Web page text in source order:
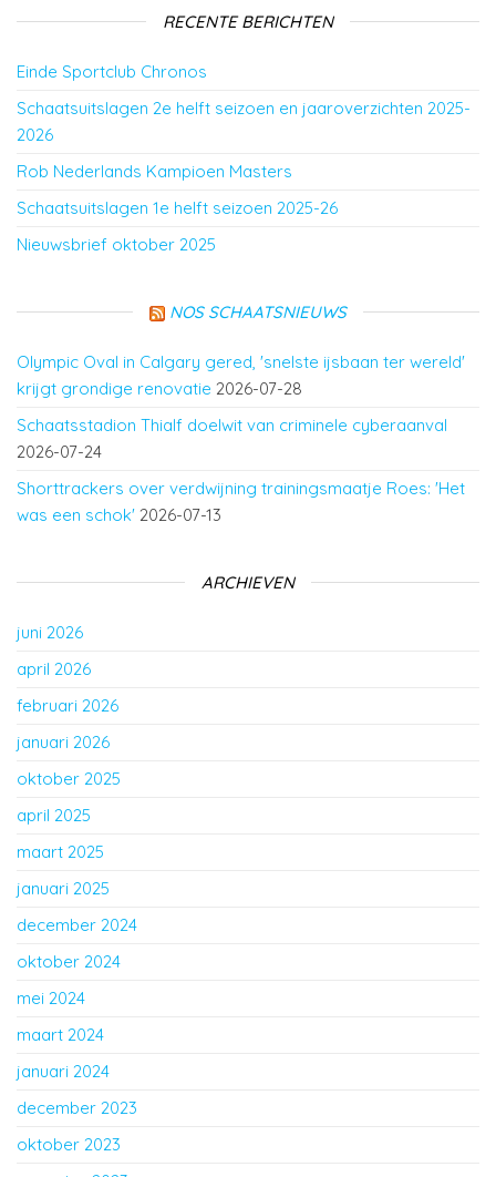
RECENTE BERICHTEN
Einde Sportclub Chronos
Schaatsuitslagen 2e helft seizoen en jaaroverzichten 2025-
2026
Rob Nederlands Kampioen Masters
Schaatsuitslagen 1e helft seizoen 2025-26
Nieuwsbrief oktober 2025
NOS SCHAATSNIEUWS
Olympic Oval in Calgary gered, 'snelste ijsbaan ter wereld'
krijgt grondige renovatie 2026-07-28
Schaatsstadion Thialf doelwit van criminele cyberaanval
2026-07-24
Shorttrackers over verdwijning trainingsmaatje Roes: 'Het
was een schok' 2026-07-13
ARCHIEVEN
juni 2026
april 2026
februari 2026
januari 2026
oktober 2025
april 2025
maart 2025
januari 2025
december 2024
oktober 2024
mei 2024
maart 2024
januari 2024
december 2023
oktober 2023